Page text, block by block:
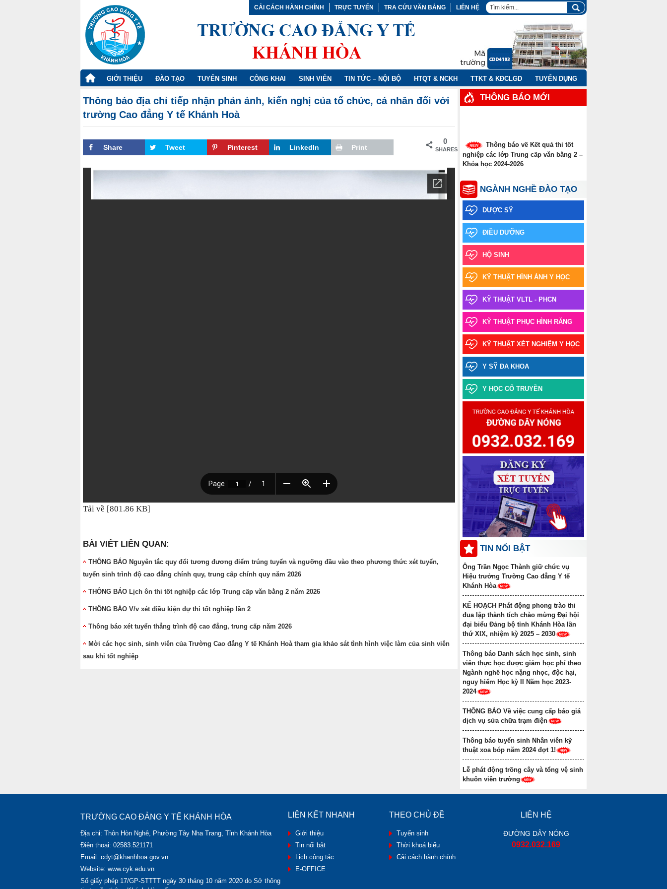
CẢI CÁCH HÀNH CHÍNH TRỰC TUYẾN TRA CỨU VĂN BẰNG LIÊN HỆ
TRANG
CHỦ
GIỚI THIỆU ĐÀO TẠO TUYỂN SINH CÔNG KHAI SINH VIÊN TIN TỨC – NỘI BỘ HTQT & NCKH TTKT & KĐCLGD TUYỂN DỤNG
Thông báo địa chỉ tiếp nhận phản ánh, kiến nghị của tổ chức, cá nhân đối với
trường Cao đẳng Y tế Khánh Hoà
0
SHARES
Share Tweet Pinterest LinkedIn Print
Tải về [801.86 KB]
BÀI VIẾT LIÊN QUAN:
THÔNG BÁO Nguyên tắc quy đổi tương đương điểm trúng tuyển và ngưỡng đầu vào theo phương thức xét tuyển,
tuyển sinh trình độ cao đẳng chính quy, trung cấp chính quy năm 2026
THÔNG BÁO Lịch ôn thi tốt nghiệp các lớp Trung cấp văn bằng 2 năm 2026
THÔNG BÁO V/v xét điều kiện dự thi tốt nghiệp lần 2
Thông báo xét tuyển thẳng trình độ cao đẳng, trung cấp năm 2026
Mời các học sinh, sinh viên của Trường Cao đẳng Y tế Khánh Hoà tham gia khảo sát tình hình việc làm của sinh viên
sau khi tốt nghiệp
THÔNG BÁO MỚI
Thông báo về Kết quả thi tốt
nghiệp các lớp Trung cấp văn bằng 2 –
Khóa học 2024-2026
nghiệp các lớp Trung cấp văn bằng
năm 2026
Thông báo xét tuyển thẳng
trình độ cao đẳng, trung cấp năm 2026
sinh viên chưa tham gia Bảo hiểm y tế
năm học 2025-2026
Thông báo Kết quả xét tốt
nghiệp và xếp loại tốt nghiệp – Đợt
tháng 03.2026
Thông báo về việc nhận giấy
chứng nhận tốt nghiệp tạm thời và
bảng điểm toàn khóa_TCVB2 Khóa học
2023-2025
thí sinh trúng tuyển đợt 1 năm 2025
làm thủ tục nhập học ngành Y học cổ
truyền trình độ trung cấp văn bằng 2
Danh sách thí sinh trúng tuyển
trình độ Trung cấp văn bằng 2
Thông báo điểm chuẩn trúng
tuyển đợt 1 năm 2025 ngành Y học cổ
truyền Trình độ trung cấp văn bằng 2
Danh sách học sinh được công
nhận tốt nghiệp các lớp Trung cấp văn
bằng 2 Khóa học 2022-2024, Khóa học
2023-2025
NGÀNH NGHỀ ĐÀO TẠO
DƯỢC SỸ
ĐIỀU DƯỠNG
HỘ SINH
KỸ THUẬT HÌNH ẢNH Y HỌC
KỸ THUẬT VLTL - PHCN
KỸ THUẬT PHỤC HÌNH RĂNG
KỸ THUẬT XÉT NGHIỆM Y HỌC
Y SỸ ĐA KHOA
Y HỌC CỔ TRUYỀN
TIN NỔI BẬT
Ông Trần Ngọc Thành giữ chức vụ
Hiệu trưởng Trường Cao đẳng Y tế
Khánh Hòa
KẾ HOẠCH Phát động phong trào thi
đua lập thành tích chào mừng Đại hội
đại biểu Đảng bộ tỉnh Khánh Hòa lần
thứ XIX, nhiệm kỳ 2025 – 2030
Thông báo Danh sách học sinh, sinh
viên thực học được giảm học phí theo
Ngành nghề học nặng nhọc, độc hại,
nguy hiểm Học kỳ II Năm học 2023-
2024
THÔNG BÁO Về việc cung cấp báo giá
dịch vụ sửa chữa trạm điện
Thông báo tuyển sinh Nhân viên kỹ
thuật xoa bóp năm 2024 đợt 1!
Lễ phát động trồng cây và tổng vệ sinh
khuôn viên trường
TRƯỜNG CAO ĐẲNG Y TẾ KHÁNH HÒA
Địa chỉ: Thôn Hòn Nghê, Phường Tây Nha Trang, Tỉnh Khánh Hòa
Điện thoại: 02583.521171
Email: cdyt@khanhhoa.gov.vn
Website: www.cyk.edu.vn
Số giấy phép 17/GP-STTTT ngày 30 tháng 10 năm 2020 do Sở thông
LIÊN KẾT NHANH
Giới thiệu
Tin nổi bật
Lịch công tác
E-OFFICE
THEO CHỦ ĐỀ
Tuyển sinh
Thời khoá biểu
Cải cách hành chính
LIÊN HỆ
ĐƯỜNG DÂY NÓNG
0932.032.169